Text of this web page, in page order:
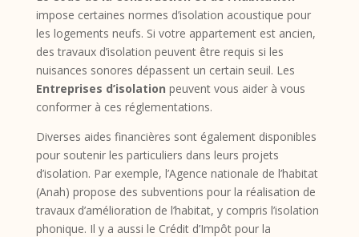
impose certaines normes d’isolation acoustique pour
les logements neufs. Si votre appartement est ancien,
des travaux d’isolation peuvent être requis si les
nuisances sonores dépassent un certain seuil. Les
Entreprises d’isolation peuvent vous aider à vous
conformer à ces réglementations.
Diverses aides financières sont également disponibles
pour soutenir les particuliers dans leurs projets
d’isolation. Par exemple, l’Agence nationale de l’habitat
(Anah) propose des subventions pour la réalisation de
travaux d’amélioration de l’habitat, y compris l’isolation
phonique. Il y a aussi le Crédit d’Impôt pour la